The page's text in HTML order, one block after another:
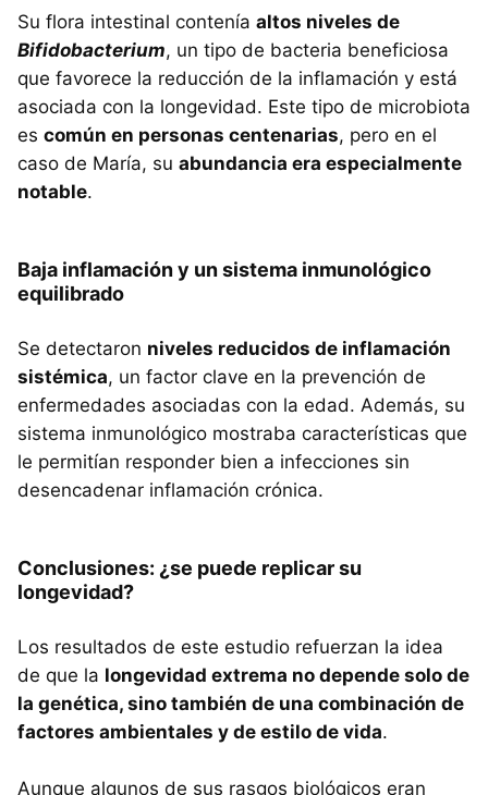
Su flora intestinal contenía altos niveles de
Bifidobacterium, un tipo de bacteria beneficiosa
que favorece la reducción de la inflamación y está
asociada con la longevidad. Este tipo de microbiota
es común en personas centenarias, pero en el
caso de María, su abundancia era especialmente
notable.
Baja inflamación y un sistema inmunológico
equilibrado
Se detectaron niveles reducidos de inflamación
sistémica, un factor clave en la prevención de
enfermedades asociadas con la edad. Además, su
sistema inmunológico mostraba características que
le permitían responder bien a infecciones sin
desencadenar inflamación crónica.
Conclusiones: ¿se puede replicar su
longevidad?
Los resultados de este estudio refuerzan la idea
de que la longevidad extrema no depende solo de
la genética, sino también de una combinación de
factores ambientales y de estilo de vida.
Aunque algunos de sus rasgos biológicos eran